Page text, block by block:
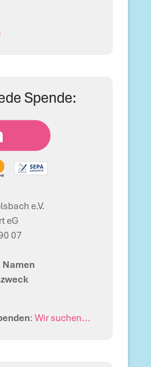
Spende:
e.V.
eG
07
Namen
: Wir suchen...